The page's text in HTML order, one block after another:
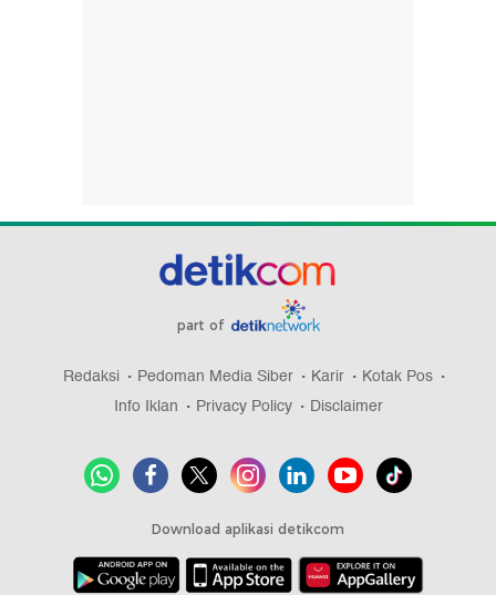
part of
Redaksi Pedoman Media Siber Karir
Kotak Pos
Info Iklan
Privacy Policy Disclaimer
Download aplikasi detikcom